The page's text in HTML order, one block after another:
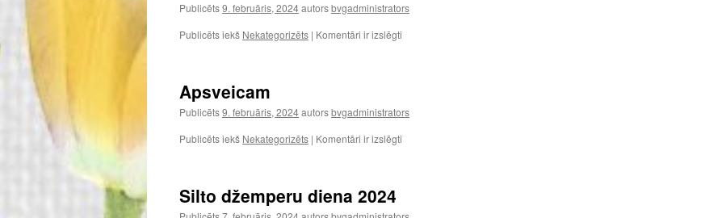
Publicēts9. februāris, 2024autorsbvgadministrators
Publicēts iekš Nekategorizēts | Komentāri ir izslēgti
Apsveicam
Publicēts9. februāris, 2024autorsbvgadministrators
Publicēts iekš Nekategorizēts | Komentāri ir izslēgti
Silto džemperu diena 2024